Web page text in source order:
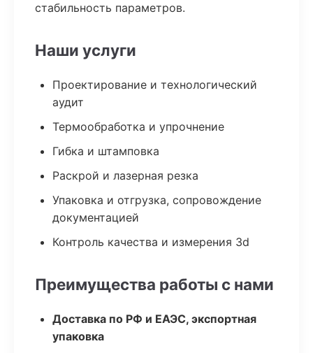
стабильность параметров.
Наши услуги
Проектирование и технологический
аудит
Термообработка и упрочнение
Гибка и штамповка
Раскрой и лазерная резка
Упаковка и отгрузка, сопровождение
документацией
Контроль качества и измерения 3d
Преимущества работы с нами
Доставка по РФ и ЕАЭС, экспортная
упаковка